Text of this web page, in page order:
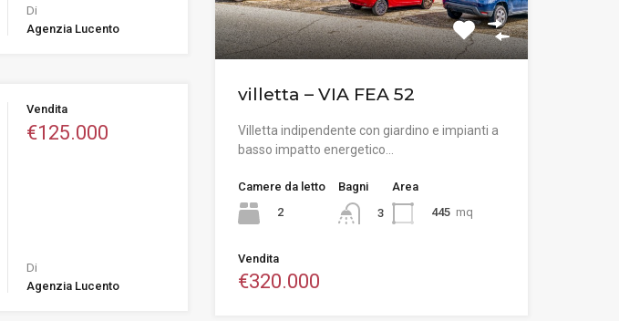
Di
Agenzia Lucento
Vendita
€125.000
Di
Agenzia Lucento
villetta – VIA FEA 52
Villetta indipendente con giardino e impianti a
basso impatto energetico…
Camere da letto
2
Bagni
3
Area
445 mq
Vendita
€320.000